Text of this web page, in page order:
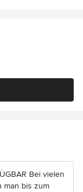
Bei vielen
man bis zum